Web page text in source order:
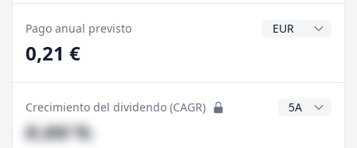
Pago anual previsto Divisa del
0,21 €
Crecimiento del dividendo (CAGR) Años CAGR
#,## %